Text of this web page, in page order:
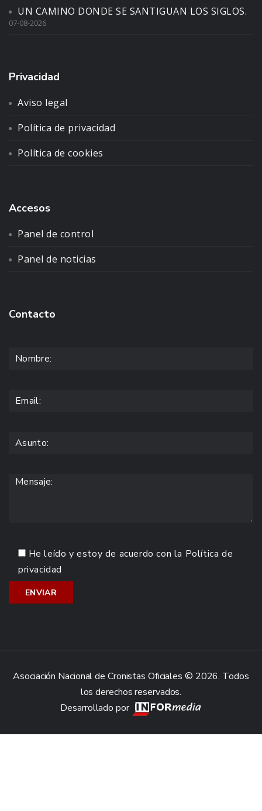
UN CAMINO DONDE SE SANTIGUAN LOS SIGLOS.
07-08-2026
Privacidad
Aviso legal
Política de privacidad
Política de cookies
Accesos
Panel de control
Panel de noticias
Contacto
He leído y estoy de acuerdo con la Política de
privacidad
Asociación Nacional de Cronistas Oficiales © 2026. Todos
los derechos reservados.
Desarrollado por